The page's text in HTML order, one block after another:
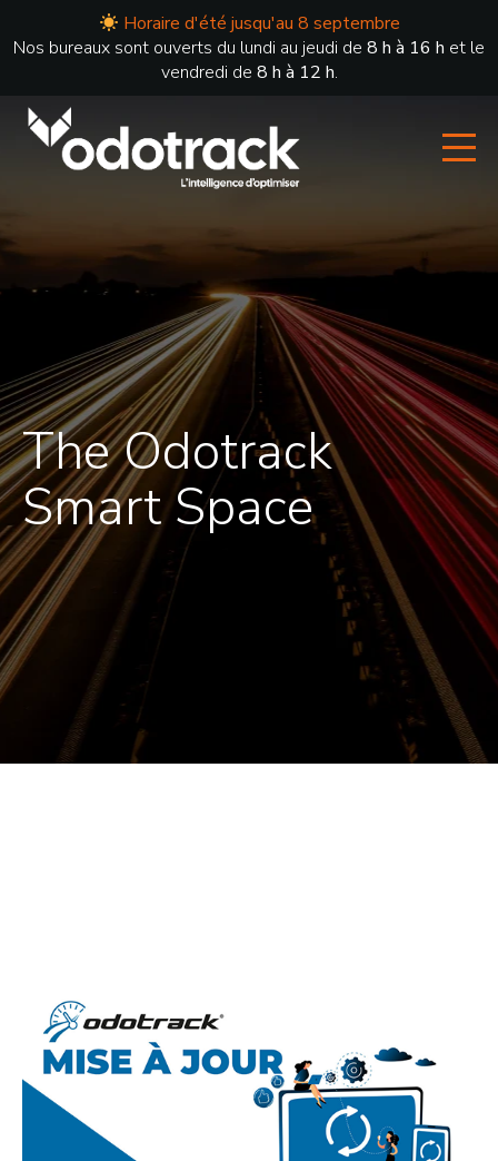
Horaire d'été jusqu'au 8 septembre
Nos bureaux sont ouverts du lundi au jeudi de 8 h à 16 h et le
vendredi de 8 h à 12 h.
The Odotrack
Smart Space